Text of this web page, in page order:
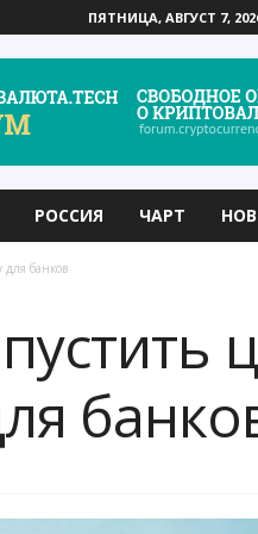
ПЯТНИЦА, АВГУСТ 7,
РОССИЯ ЧАРТ
банков